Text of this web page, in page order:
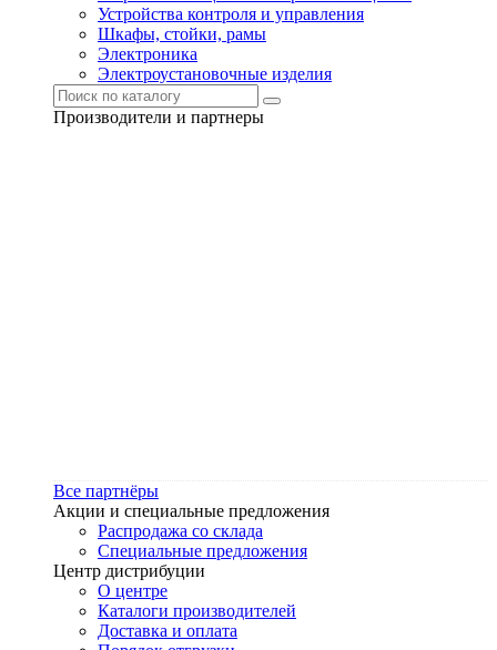
Устройства контроля и управления
Шкафы, стойки, рамы
Электроника
Электроустановочные изделия
Производители и партнеры
Все партнёры
Акции и специальные предложения
Распродажа со склада
Специальные предложения
Центр дистрибуции
О центре
Каталоги производителей
Доставка и оплата